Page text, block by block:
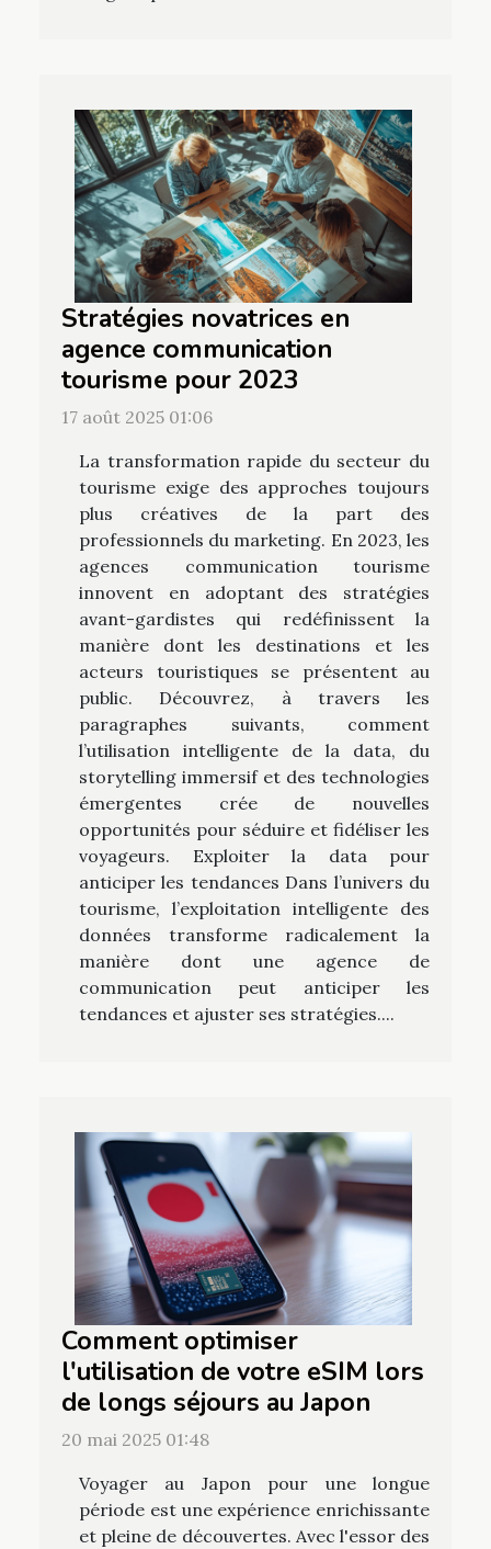
Stratégies novatrices en
agence communication
tourisme pour 2023
17 août 2025 01:06
La transformation rapide du secteur du
tourisme exige des approches toujours
plus créatives de la part des
professionnels du marketing. En 2023, les
agences communication tourisme
innovent en adoptant des stratégies
avant-gardistes qui redéfinissent la
manière dont les destinations et les
acteurs touristiques se présentent au
public. Découvrez, à travers les
paragraphes suivants, comment
l’utilisation intelligente de la data, du
storytelling immersif et des technologies
émergentes crée de nouvelles
opportunités pour séduire et fidéliser les
voyageurs. Exploiter la data pour
anticiper les tendances Dans l’univers du
tourisme, l’exploitation intelligente des
données transforme radicalement la
manière dont une agence de
communication peut anticiper les
tendances et ajuster ses stratégies....
Comment optimiser
l'utilisation de votre eSIM lors
de longs séjours au Japon
20 mai 2025 01:48
Voyager au Japon pour une longue
période est une expérience enrichissante
et pleine de découvertes. Avec l'essor des